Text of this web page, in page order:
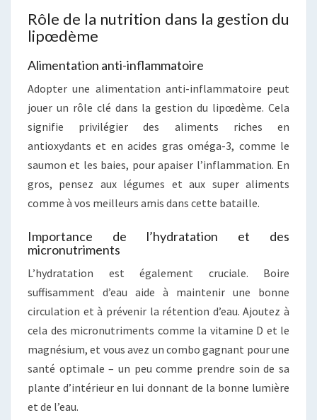
Rôle de la nutrition dans la gestion du
lipœdème
Alimentation anti-inflammatoire
Adopter une alimentation anti-inflammatoire peut
jouer un rôle clé dans la gestion du lipœdème. Cela
signifie privilégier des aliments riches en
antioxydants et en acides gras oméga-3, comme le
saumon et les baies, pour apaiser l’inflammation. En
gros, pensez aux légumes et aux super aliments
comme à vos meilleurs amis dans cette bataille.
Importance de l’hydratation et des
micronutriments
L’hydratation est également cruciale. Boire
suffisamment d’eau aide à maintenir une bonne
circulation et à prévenir la rétention d’eau. Ajoutez à
cela des micronutriments comme la vitamine D et le
magnésium, et vous avez un combo gagnant pour une
santé optimale – un peu comme prendre soin de sa
plante d’intérieur en lui donnant de la bonne lumière
et de l’eau.